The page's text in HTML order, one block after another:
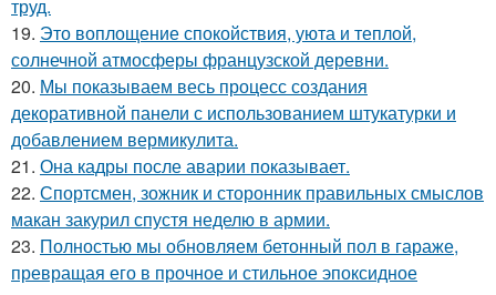
труд.
19. Это воплощение спокойствия, уюта и теплой,
солнечной атмосферы французской деревни.
20. Мы показываем весь процесс создания
декоративной панели с использованием штукатурки и
добавлением вермикулита.
21. Она кадры после аварии показывает.
22. Спортсмен, зожник и сторонник правильных смыслов
макан закурил спустя неделю в армии.
23. Полностью мы обновляем бетонный пол в гараже,
превращая его в прочное и стильное эпоксидное